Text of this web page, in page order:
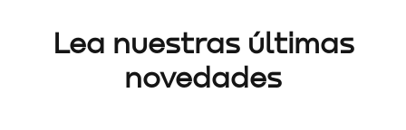
Lea nuestras últimas
novedades